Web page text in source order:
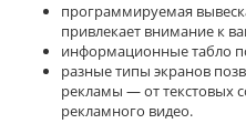
программируемая
привлекает внимание к
информационные табло
разные типы экранов
рекламы — от текстовых
рекламного видео.